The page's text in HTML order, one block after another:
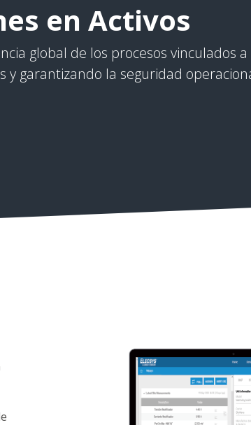
en Activos
global de los procesos vinculados
garantizando la seguridad